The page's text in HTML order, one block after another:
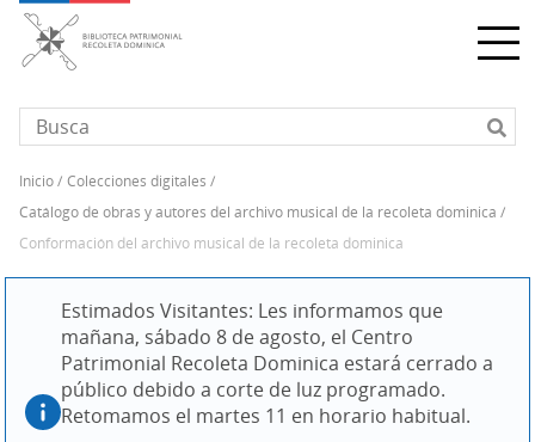
Pasar
contenido
principal
Sobrescribir
enlaces
ayuda
navegación
inicio
colecciones digitales
catálogo de obras y autores del archivo musical de la recoleta dominica
conformación del archivo musical de la recoleta dominica
Estimados Visitantes: Les informamos que
mañana, sábado 8 de agosto, el Centro
Patrimonial Recoleta Dominica estará cerrado a
público debido a corte de luz programado.
Retomamos el martes 11 en horario habitual.